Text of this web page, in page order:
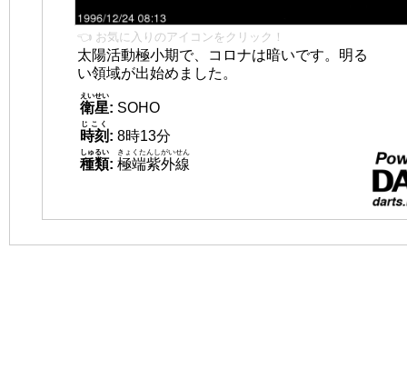
👈 お気に入りのアイコンをクリック！
太陽活動極小期で、コロナは暗いです。明る
い領域が出始めました。
衛星
えいせい
: SOHO
時刻
じこく
: 8時13分
種類
しゅるい
: 極端紫外線
きょくたんしがいせん